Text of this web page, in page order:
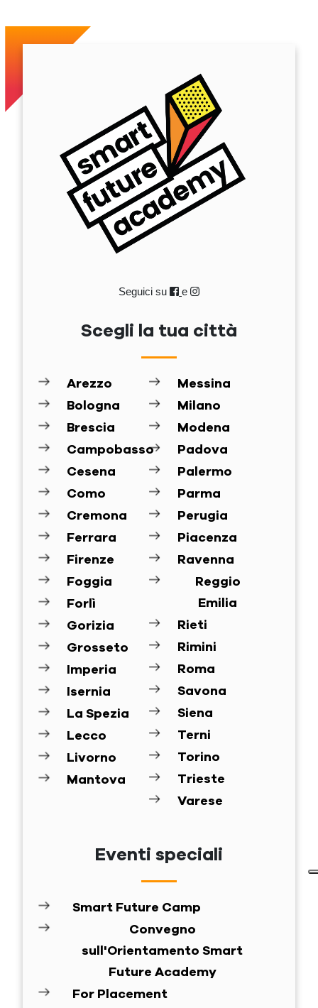
Seguici su e
Scegli la tua città
Arezzo
Bologna
Brescia
Campobasso
Cesena
Como
Cremona
Ferrara
Firenze
Foggia
Forlì
Gorizia
Grosseto
Imperia
Isernia
La Spezia
Lecco
Livorno
Mantova
Messina
Milano
Modena
Padova
Palermo
Parma
Perugia
Piacenza
Ravenna
Reggio
Emilia
Rieti
Rimini
Roma
Savona
Siena
Terni
Torino
Trieste
Varese
Eventi speciali
Smart Future Camp
Convegno
sull'Orientamento Smart
Future Academy
For Placement